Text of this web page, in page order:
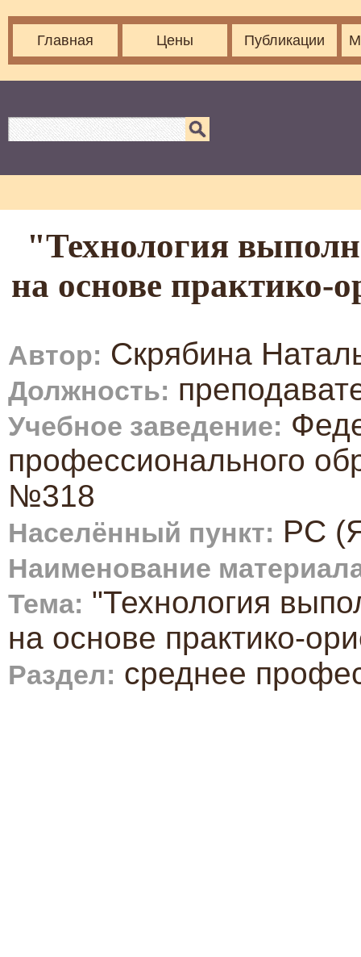
Главная Цены Публикации
"Технология
на основе практико-
Автор: Скрябина
Должность:
Учебное заведение:
профессионального
№318
Населённый пункт: РС
Наименование
Тема: "Технология
на основе практико-
Раздел: среднее